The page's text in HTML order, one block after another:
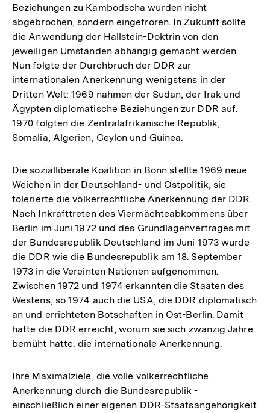
Beziehungen zu Kambodscha wurden nicht
abgebrochen, sondern eingefroren. In Zukunft sollte
die Anwendung der Hallstein-Doktrin von den
jeweiligen Umständen abhängig gemacht werden.
Nun folgte der Durchbruch der DDR zur
internationalen Anerkennung wenigstens in der
Dritten Welt: 1969 nahmen der Sudan, der Irak und
Ägypten diplomatische Beziehungen zur DDR auf.
1970 folgten die Zentralafrikanische Republik,
Somalia, Algerien, Ceylon und Guinea.
Die sozialliberale Koalition in Bonn stellte 1969 neue
Weichen in der Deutschland- und Ostpolitik; sie
tolerierte die völkerrechtliche Anerkennung der DDR.
Nach Inkrafttreten des Viermächteabkommens über
Berlin im Juni 1972 und des Grundlagenvertrages mit
der Bundesrepublik Deutschland im Juni 1973 wurde
die DDR wie die Bundesrepublik am 18. September
1973 in die Vereinten Nationen aufgenommen.
Zwischen 1972 und 1974 erkannten die Staaten des
Westens, so 1974 auch die USA, die DDR diplomatisch
an und errichteten Botschaften in Ost-Berlin. Damit
hatte die DDR erreicht, worum sie sich zwanzig Jahre
bemüht hatte: die internationale Anerkennung.
Ihre Maximalziele, die volle völkerrechtliche
Anerkennung durch die Bundesrepublik -
einschließlich einer eigenen DDR-Staatsangehörigkeit